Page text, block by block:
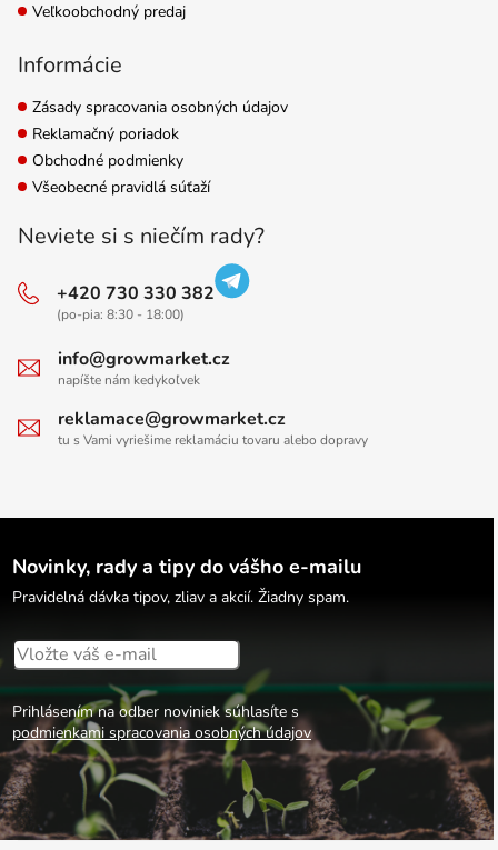
Veľkoobchodný predaj
Informácie
Zásady spracovania osobných údajov
Reklamačný poriadok
Obchodné podmienky
Všeobecné pravidlá súťaží
Neviete si s niečím rady?
+420 730 330 382
(po-pia: 8:30 - 18:00)
info@growmarket.cz
napíšte nám kedykoľvek
reklamace@growmarket.cz
tu s Vami vyriešime reklamáciu tovaru alebo dopravy
Novinky, rady a tipy do vášho e-mailu
Pravidelná dávka tipov, zliav a akcií. Žiadny spam.
Prihlásením na odber noviniek súhlasíte s
podmienkami spracovania osobných údajov